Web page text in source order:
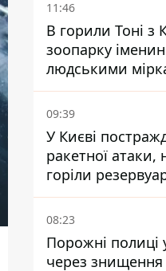
11:46
В горили Тоні з
зоопарку
людськими
вже понад 90
09:39
У Києві
ракетної атаки,
горіли
паливом
08:23
Порожні полиці
через знищення